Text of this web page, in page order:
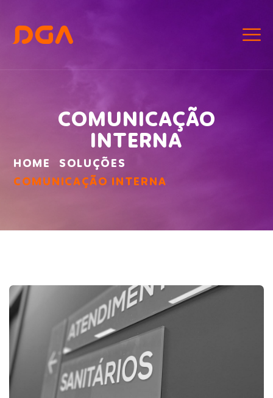
COMUNICAÇÃO
INTERNA
HOME
SOLUÇÕES
COMUNICAÇÃO INTERNA